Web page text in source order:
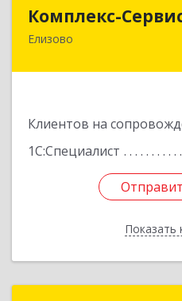
Комплекс-
Елизово
Клиентов на
1С:Специалист
Показать
684000,